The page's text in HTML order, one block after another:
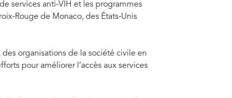
services anti-VIH et les programmes
Rouge de Monaco, des États-Unis
organisations de la société civile en
pour améliorer l’accès aux services